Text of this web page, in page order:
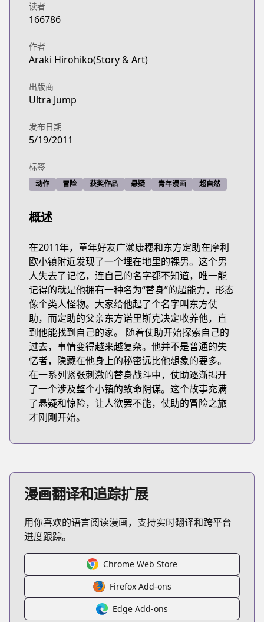
读者
166786
作者
Araki Hirohiko(Story & Art)
出版商
Ultra Jump
发布日期
5/19/2011
标签
动作 冒险 获奖作品 悬疑 青年漫画 超自然
概述
在2011年，童年好友广濑康穗和东方定助在摩利
欧小镇附近发现了一个埋在地里的裸男。这个男
人失去了记忆，连自己的名字都不知道，唯一能
记得的就是他拥有一种名为“替身”的超能力，形态
像个类人怪物。大家给他起了个名字叫东方仗
助，而定助的父亲东方诺里斯克决定收养他，直
到他能找到自己的家。 随着仗助开始探索自己的
过去，事情变得越来越复杂。他并不是普通的失
忆者，隐藏在他身上的秘密远比他想象的要多。
在一系列紧张刺激的替身战斗中，仗助逐渐揭开
了一个涉及整个小镇的致命阴谋。这个故事充满
了悬疑和惊险，让人欲罢不能，仗助的冒险之旅
才刚刚开始。
漫画翻译和追踪扩展
用你喜欢的语言阅读漫画，支持实时翻译和跨平台
进度跟踪。
Chrome Web Store
Firefox Add-ons
Edge Add-ons